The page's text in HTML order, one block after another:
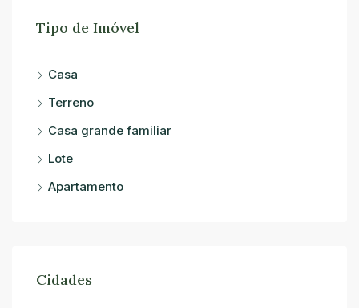
Tipo de Imóvel
Casa
Terreno
Casa grande familiar
Lote
Apartamento
Cidades